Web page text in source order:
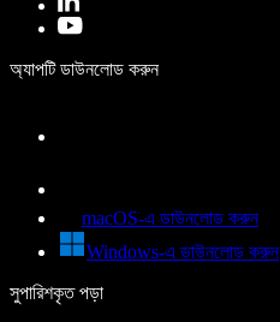
অ্যাপটি ডাউনলোড করুন
macOS-এ ডাউনলোড করুন
Windows-এ ডাউনলোড করুন
সুপারিশকৃত পড়া